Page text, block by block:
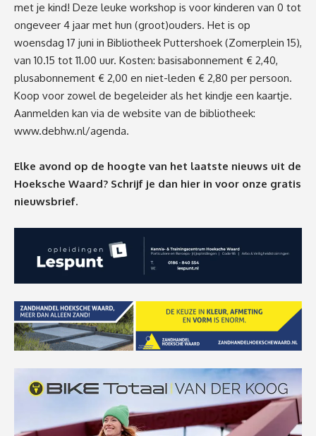
met je kind! Deze leuke workshop is voor kinderen van 0 tot
ongeveer 4 jaar met hun (groot)ouders. Het is op
woensdag 17 juni in Bibliotheek Puttershoek (Zomerplein 15),
van 10.15 tot 11.00 uur. Kosten: basisabonnement € 2,40,
plusabonnement € 2,00 en niet-leden € 2,80 per persoon.
Koop voor zowel de begeleider als het kindje een kaartje.
Aanmelden kan via de website van de bibliotheek:
www.debhw.nl/agenda.
Elke avond op de hoogte van het laatste nieuws uit de
Hoeksche Waard? Schrijf je dan hier in voor onze gratis
nieuwsbrief.